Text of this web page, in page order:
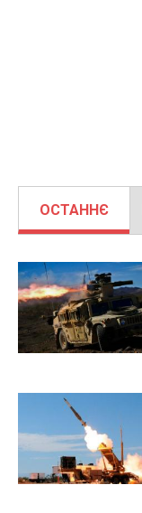
ОСТАННЄ